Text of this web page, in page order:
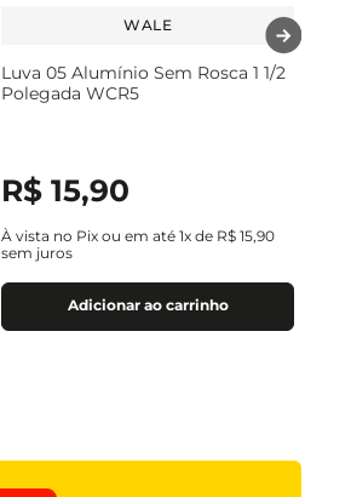
WALE
Luva 05 Alumínio Sem Rosca 1 1/2
Polegada WCR5
R$ 15,90
À vista no Pix ou em até 1x de R$ 15,90
sem juros
Adicionar ao carrinho